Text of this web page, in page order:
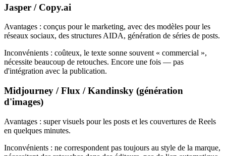
Jasper / Copy.ai
Avantages : conçus pour le marketing, avec des modèles pour les
réseaux sociaux, des structures AIDA, génération de séries de posts.
Inconvénients : coûteux, le texte sonne souvent « commercial »,
nécessite beaucoup de retouches. Encore une fois — pas
d'intégration avec la publication.
Midjourney / Flux / Kandinsky (génération
d'images)
Avantages : super visuels pour les posts et les couvertures de Reels
en quelques minutes.
Inconvénients : ne correspondent pas toujours au style de la marque,